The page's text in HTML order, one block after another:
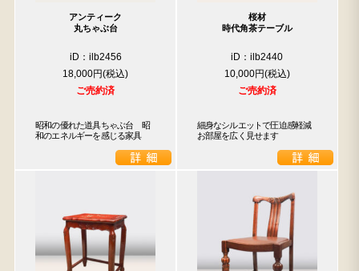
アンティーク
丸ちゃぶ台
iD：ilb2456
18,000円
ご売約済
昭和の優れた道具ちゃぶ台　昭
和のエネルギーを感じる家具
桜材
時代角茶テーブル
iD：ilb2440
10,000円
ご売約済
細身なシルエットで圧迫感軽減
お部屋を広く見せます